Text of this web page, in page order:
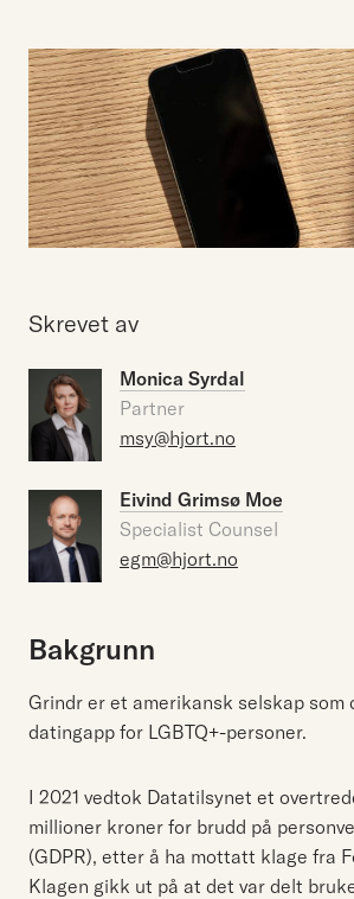
Skrevet av
Monica Syrdal
Partner
msy@hjort.no
Eivind Grimsø Moe
Specialist Counsel
egm@hjort.no
Bakgrunn
Grindr er et amerikansk selskap som
datingapp for LGBTQ+-personer.
I 2021 vedtok Datatilsynet et
millioner kroner for brudd på
(GDPR), etter å ha mottatt klage fra
Klagen gikk ut på at det var delt